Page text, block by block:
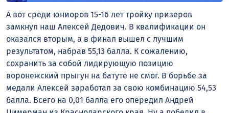
А вот среди юниоров 15-16 лет тройку призеров
замкнул наш Алексей Дедович. В квалификации он
оказался вторым, а в финал вышел с лучшим
результатом, набрав 55,13 балла. К сожалению,
сохранить за собой лидирующую позицию
воронежский прыгун на батуте не смог. В борьбе за
медали Алексей заработал за свою комбинацию 54,53
балла. Всего на 0,01 балла его опередил Андрей